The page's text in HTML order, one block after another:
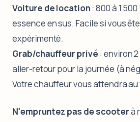
Voiture de location: 800 à 1
essence en sus. Facile si vous
expérimenté.
Grab/chauffeur privé : environ
aller-retour pour la journée (à
Votre chauffeur vous attendra au
N'empruntez pas de scooterà